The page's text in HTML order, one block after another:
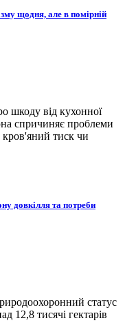
щодня, але в помірній
шкоду від кухонної
спричиняє проблеми
кров'яний тиск чи
довкілля та потреби
статус
12,8 тисячі гектарів